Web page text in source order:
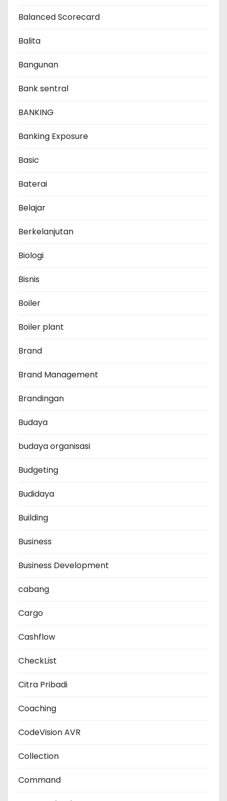
Balanced Scorecard
Balita
Bangunan
Bank sentral
BANKING
Banking Exposure
Basic
Baterai
Belajar
Berkelanjutan
Biologi
Bisnis
Boiler
Boiler plant
Brand
Brand Management
Brandingan
Budaya
budaya organisasi
Budgeting
Budidaya
Building
Business
Business Development
cabang
Cargo
Cashflow
CheckList
Citra Pribadi
Coaching
CodeVision AVR
Collection
Command